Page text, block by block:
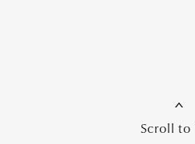
Scroll to